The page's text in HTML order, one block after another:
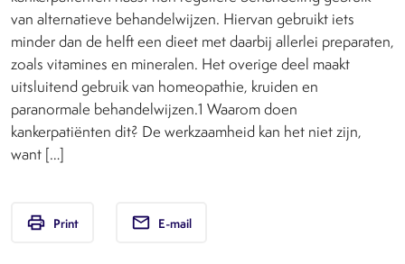
van alternatieve behandelwijzen. Hiervan gebruikt iets
minder dan de helft een dieet met daarbij allerlei preparaten,
zoals vitamines en mineralen. Het overige deel maakt
uitsluitend gebruik van homeopathie, kruiden en
paranormale behandelwijzen.1 Waarom doen
kankerpatiënten dit? De werkzaamheid kan het niet zijn,
want […]
print Print email E-mail